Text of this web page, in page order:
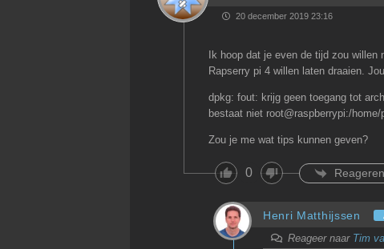
20 december 2019 23:16
Ik hoop dat je even de tijd zou
Rapserry pi 4 willen laten draaien.
dpkg: fout: krijg geen toegang tot
bestaat niet root@raspberrypi:/home/
Zou je me wat tips kunnen geven?
0 Reageren
Henri Matthijssen
Reageer naar Tim